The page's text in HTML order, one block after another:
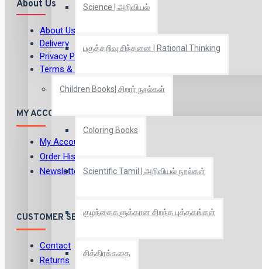
Science | அறிவியல்
பகுத்தறிவு சிந்தனை | Rational Thinking
Children Books| சிறார் நூல்கள்
Coloring Books
Scientific Tamil | அறிவியல் நூல்கள்
குழந்தைகளுக்கான சிறந்த புத்தகங்கள்
சித்திரக்கதை
About Us
About Us
Delivery
Privacy Policy
Terms & Conditions
MY ACCOUNT
My Account
Order History
Newsletter
CUSTOMER SERVICE
Contact
Returns